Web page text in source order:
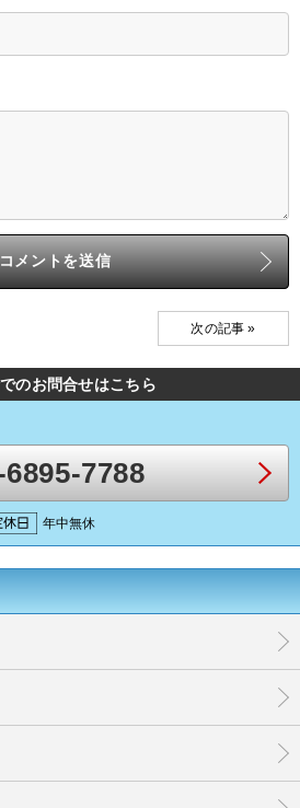
次の記事 »
のお問合せはこちら
6895-7788
年中無休